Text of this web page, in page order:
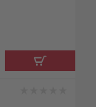
neuen